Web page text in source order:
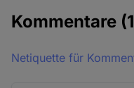
Kommentare
Netiquette für